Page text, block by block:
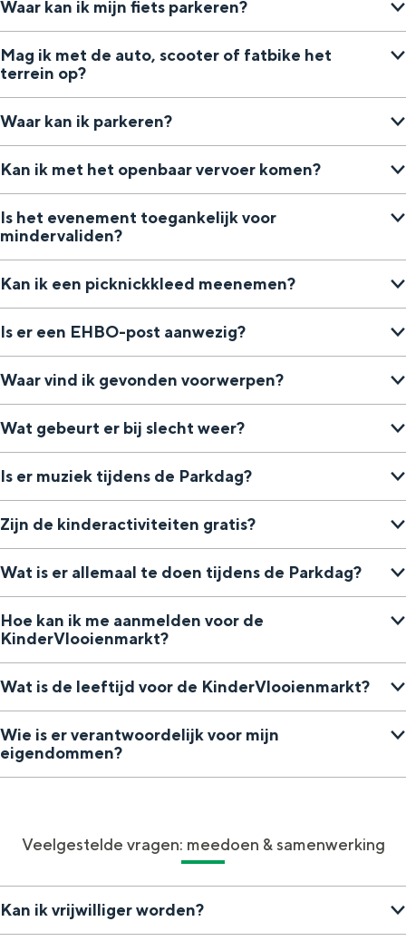
Waar kan ik mijn fiets parkeren?
Mag ik met de auto, scooter of fatbike het
terrein op?
Waar kan ik parkeren?
Kan ik met het openbaar vervoer komen?
Is het evenement toegankelijk voor
mindervaliden?
Kan ik een picknickkleed meenemen?
Is er een EHBO-post aanwezig?
Waar vind ik gevonden voorwerpen?
Wat gebeurt er bij slecht weer?
Is er muziek tijdens de Parkdag?
Zijn de kinderactiviteiten gratis?
Wat is er allemaal te doen tijdens de Parkdag?
Hoe kan ik me aanmelden voor de
KinderVlooienmarkt?
Wat is de leeftijd voor de KinderVlooienmarkt?
Wie is er verantwoordelijk voor mijn
eigendommen?
Veelgestelde vragen: meedoen & samenwerking
Kan ik vrijwilliger worden?